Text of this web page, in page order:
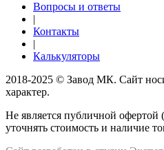
Вопросы и ответы
Контакты
Калькуляторы
2018-2025 © Завод МК. Сайт
характер.
Не является публичной
уточнять стоимость и наличие